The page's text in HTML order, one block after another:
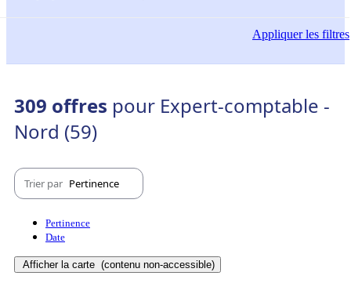
Appliquerles filtres
309 offres pour Expert-comptable -
Nord (59)
Trier par Pertinence
Pertinence
Date
Afficher la carte (contenu non-accessible)